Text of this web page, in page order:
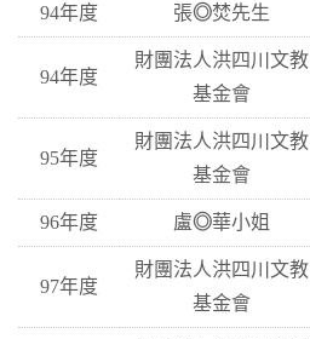
94年度 張◎焚先生
94年度
財團法人洪四川文教
基金會
95年度
財團法人洪四川文教
基金會
96年度 盧◎華小姐
97年度
財團法人洪四川文教
基金會